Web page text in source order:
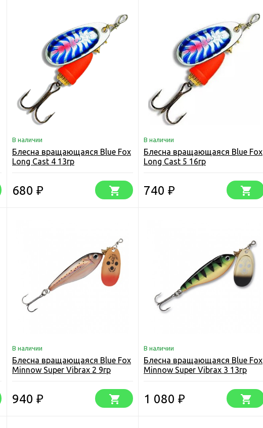
В наличии
Блесна вращающаяся Blue Fox
Long Cast 4 13гр
680 ₽
В наличии
Блесна вращающаяся Blue Fox
Long Cast 5 16гр
740 ₽
В наличии
Блесна вращающаяся Blue Fox
Minnow Super Vibrax 2 9гр
940 ₽
В наличии
Блесна вращающаяся Blue Fox
Minnow Super Vibrax 3 13гр
1 080 ₽